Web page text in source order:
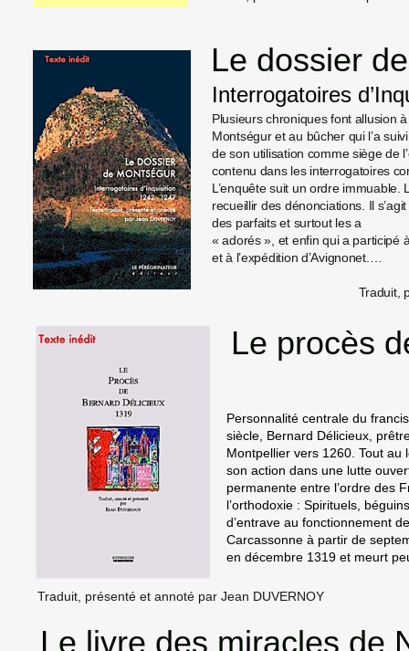
Interrogatoires
Plusieurs chroniques font allusion
Montségur et au bûcher qui l’a
de son utilisation comme siège de
contenu dans les interrogatoires
L’enquête suit un ordre immuable.
recueillir des dénonciations. Il
des parfaits et surtout les a
« adorés », et enfin qui a participé
et à l’expédition d’Avignonet.…
Traduit,
Le procès
Personnalité centrale du
siècle, Bernard Délicieux,
Montpellier vers 1260. Tout
son action dans une lutte
permanente entre l’ordre des
l’orthodoxie : Spirituels,
d’entrave au fonctionnement
Carcassonne à partir de
en décembre 1319 et meurt
Le livre des miracles de
Le dossier
Traduit, présenté et annoté par Jean DUVERNOY